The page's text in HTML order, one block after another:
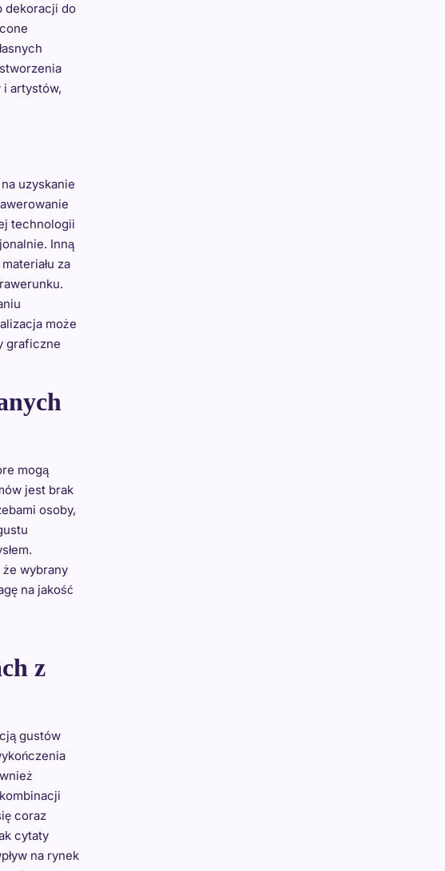
dekoracji do
artystów,
uzyskanie
technologii
Inną
za
może
graficzne
mogą
jest brak
osoby,
że wybrany
na jakość
z
gustów
coraz
cytaty
na rynek